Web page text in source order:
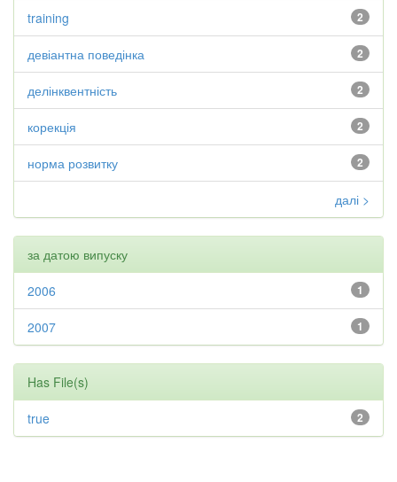
2
training
2
девіантна поведінка
2
делінквентність
2
корекція
2
норма розвитку
далі >
за датою випуску
1
2006
1
2007
Has File(s)
2
true